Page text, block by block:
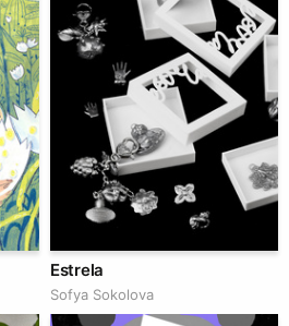
Estrela
Sofya Sokolova